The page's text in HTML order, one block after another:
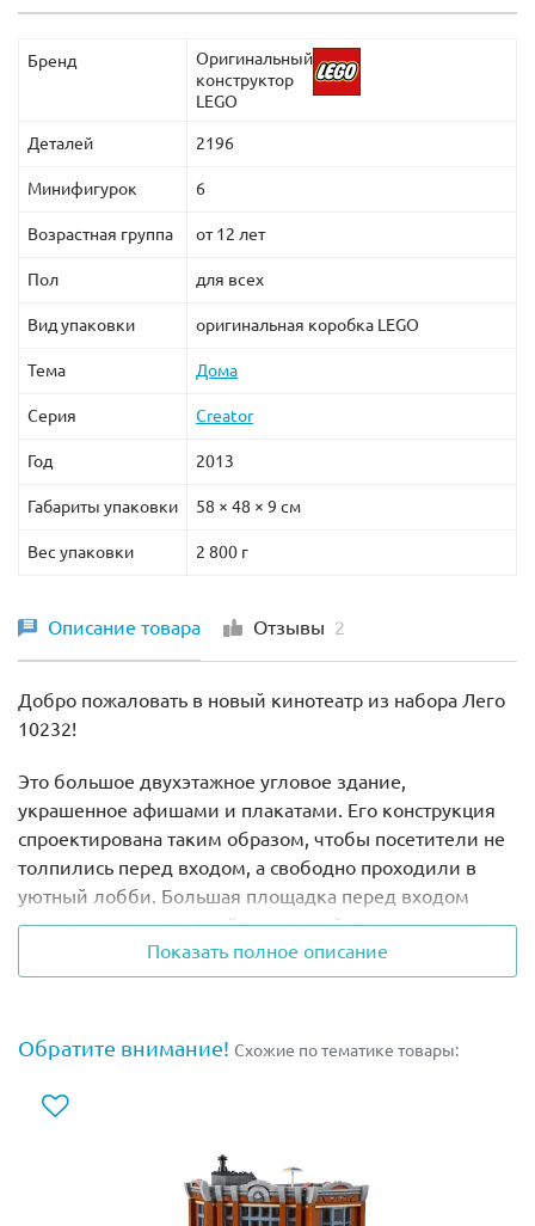
Бренд
Оригинальный
конструктор
LEGO
Деталей 2196
Минифигурок 6
Возрастная группа от 12 лет
Пол для всех
Вид упаковки оригинальная коробка LEGO
Тема Дома
Серия Creator
Год 2013
Габариты упаковки 58 × 48 × 9 см
Вес упаковки 2 800 г
Описание товара Отзывы 2
Добро пожаловать в новый кинотеатр из набора Лего
10232!
Это большое двухэтажное угловое здание,
украшенное афишами и плакатами. Его конструкция
спроектирована таким образом, чтобы посетители не
толпились перед входом, а свободно проходили в
уютный лобби. Большая площадка перед входом
позволяет принять почётных гостей, приехавших на
лимузине, или журналистов и поклонников.
состоящая из плиток со звёздами, посвящённых
лучшим актёрам и режиссёрам. Над входом
установлено большое информационное табло, на
котором указаны названия фильмов и время сеансов.
Мощные прожекторы и лампы подсвечивают здание в
тёмное время суток.
Показать полное описание
Обратите внимание! Схожие по тематике товары: